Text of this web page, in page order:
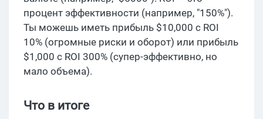
процент эффективности (например, "150%").
Ты можешь иметь прибыль $10,000 с ROI
10% (огромные риски и оборот) или прибыль
$1,000 с ROI 300% (супер-эффективно, но
мало объема).
Что в итоге